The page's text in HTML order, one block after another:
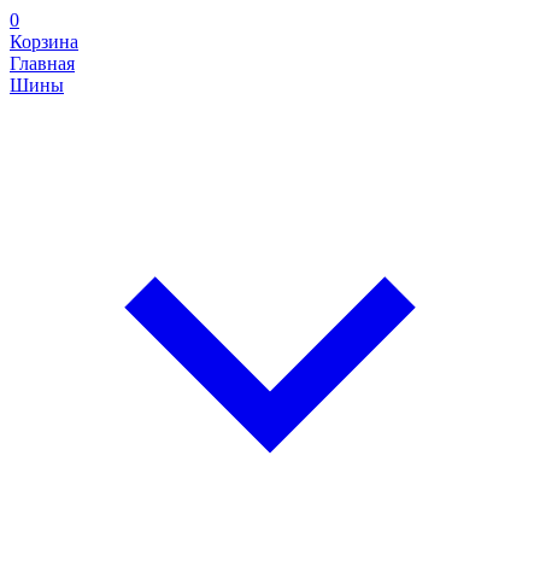
0
Корзина
Главная
Шины